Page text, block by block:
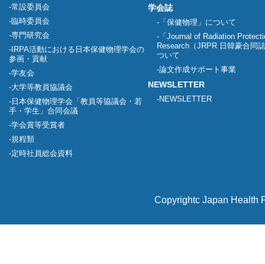
常設委員会
臨時委員会
専門研究会
IRPA活動における日本保健物理学会の
参画・貢献
学友会
大学等教員協議会
日本保健物理学会「教員等協議会・若
手・学生」合同会議
学会賞等受賞者
規程類
定時社員総会資料
学会誌
「保健物理」について
「Journal of Radiation
Research（JRPR 日韓豪合同
ついて
論文作成サポート事業
NEWSLETTER
NEWSLETTER
Copyrightc Japan Health